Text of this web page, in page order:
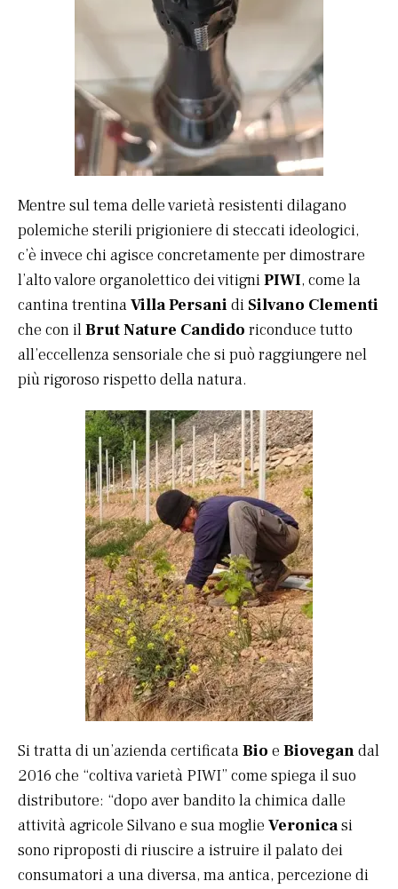
Mentre sul tema delle varietà resistenti dilagano
polemiche sterili prigioniere di steccati ideologici,
c’è invece chi agisce concretamente per dimostrare
l’alto valore organolettico dei vitigniPIWI, come la
cantina trentinaVilla Persani di Silvano Clementi
che con ilBrut Nature Candido riconduce tutto
all’eccellenza sensoriale che si può raggiungere nel
più rigoroso rispetto della natura.
Si tratta di un’azienda certificataBio e Biovegan dal
2016 che “coltiva varietà PIWI” come spiega il suo
distributore: “dopo aver bandito la chimica dalle
attività agricole Silvano e sua moglie Veronicasi
sono riproposti di riuscire a istruire il palato dei
consumatori a una diversa, ma antica, percezione di